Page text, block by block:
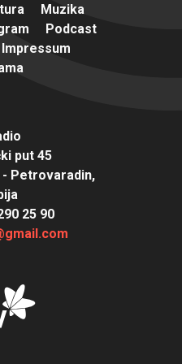
Muzika
Podcast
Impressum
put 45
- Petrovaradin,
25 90